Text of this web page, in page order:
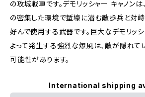
の攻城戦車です。デモリッシャー キャノン
の密集した環境で塹壕に潜む敵歩兵と対
好んで使用する武器です。巨大なデモリッ
よって発生する強烈な爆風は、敵が隠れて
可能性があります。
International shipping